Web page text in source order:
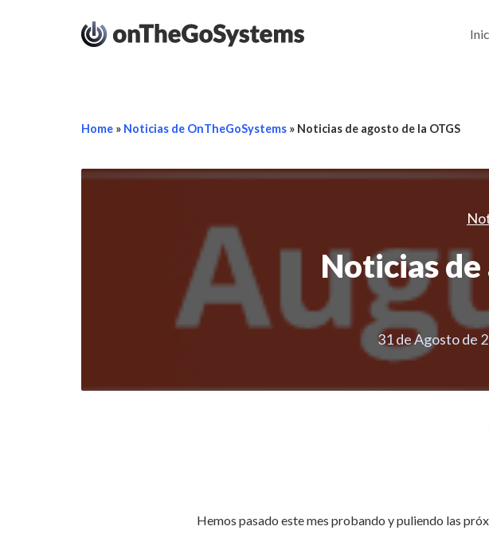
Home » Noticias de OnTheGoSystems » Noticias de agosto de la OTGS
Noticias de
31 de Agosto de
Hemos pasado este mes probando y puliendo las